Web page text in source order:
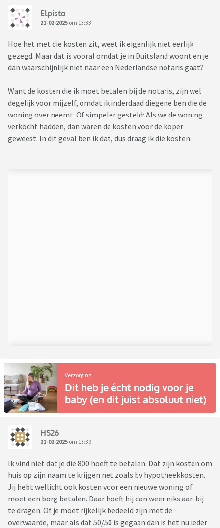
Elpisto
21-02-2025 om 13:33
Hoe het met die kosten zit, weet ik eigenlijk niet eerlijk
gezegd. Maar dat is vooral omdat je in Duitsland woont en je
dan waarschijnlijk niet naar een Nederlandse notaris gaat?
Want de kosten die ik moet betalen bij de notaris, zijn wel
degelijk voor mijzelf, omdat ik inderdaad diegene ben die de
woning over neemt. Of simpeler gesteld: Als we de woning
verkocht hadden, dan waren de kosten voor de koper
geweest. In dit geval ben ik dat, dus draag ik die kosten.
Verzorging
Dit heb je écht nodig voor je
baby (en dit juist absoluut niet)
HS26
21-02-2025 om 13:39
Ik vind niet dat je die 800 hoeft te betalen. Dat zijn kosten om
huis op zijn naam te krijgen net zoals bv hypotheekkosten.
Jij hebt wellicht ook kosten voor een nieuwe woning of
moet een borg betalen. Daar hoeft hij dan weer niks aan bij
te dragen. Of je moet rijkelijk bedeeld zijn met de
overwaarde, maar als dat 50/50 is gegaan dan is het nu ieder